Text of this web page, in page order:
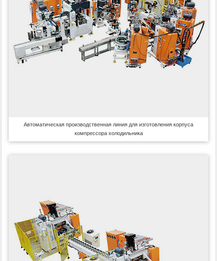
Автоматическая производственная линия для изготовления корпуса
компрессора холодильника